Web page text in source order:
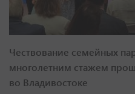
Чествование семейных
многолетним стажем
во Владивостоке